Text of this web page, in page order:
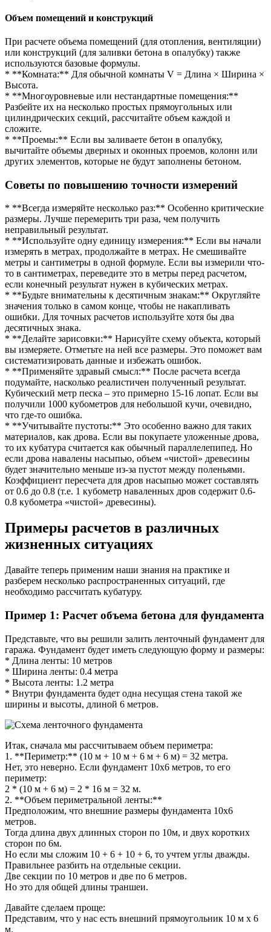
Объем помещений и конструкций
При расчете объема помещений (для отопления, вентиляции)
или конструкций (для заливки бетона в опалубку) также
используются базовые формулы.
* **Комната:** Для обычной комнаты V = Длина × Ширина ×
Высота.
* **Многоуровневые или нестандартные помещения:**
Разбейте их на несколько простых прямоугольных или
цилиндрических секций, рассчитайте объем каждой и
сложите.
* **Проемы:** Если вы заливаете бетон в опалубку,
вычитайте объемы дверных и оконных проемов, колонн или
других элементов, которые не будут заполнены бетоном.
Советы по повышению точности измерений
* **Всегда измеряйте несколько раз:** Особенно критические
размеры. Лучше перемерить три раза, чем получить
неправильный результат.
* **Используйте одну единицу измерения:** Если вы начали
измерять в метрах, продолжайте в метрах. Не смешивайте
метры и сантиметры в одной формуле. Если вы измерили что-
то в сантиметрах, переведите это в метры перед расчетом,
если конечный результат нужен в кубических метрах.
* **Будьте внимательны к десятичным знакам:** Округляйте
значения только в самом конце, чтобы не накапливать
ошибки. Для точных расчетов используйте хотя бы два
десятичных знака.
* **Делайте зарисовки:** Нарисуйте схему объекта, который
вы измеряете. Отметьте на ней все размеры. Это поможет вам
систематизировать данные и избежать ошибок.
* **Применяйте здравый смысл:** После расчета всегда
подумайте, насколько реалистичен полученный результат.
Кубический метр песка – это примерно 15-16 лопат. Если вы
получили 1000 кубометров для небольшой кучи, очевидно,
что где-то ошибка.
* **Учитывайте пустоты:** Это особенно важно для таких
материалов, как дрова. Если вы покупаете уложенные дрова,
то их кубатура считается как обычный параллелепипед. Но
если дрова навалены насыпью, объем «чистой» древесины
будет значительно меньше из-за пустот между поленьями.
Коэффициент пересчета для дров насыпью может составлять
от 0.6 до 0.8 (т.е. 1 кубометр наваленных дров содержит 0.6-
0.8 кубометра «чистой» древесины).
Примеры расчетов в различных
жизненных ситуациях
Давайте теперь применим наши знания на практике и
разберем несколько распространенных ситуаций, где
необходимо рассчитать кубатуру.
Пример 1: Расчет объема бетона для фундамента
Представьте, что вы решили залить ленточный фундамент для
гаража. Фундамент будет иметь следующую форму и размеры:
* Длина ленты: 10 метров
* Ширина ленты: 0.4 метра
* Высота ленты: 1.2 метра
* Внутри фундамента будет одна несущая стена такой же
ширины и высоты, длиной 6 метров.
Итак, сначала мы рассчитываем объем периметра:
1. **Периметр:** (10 м + 10 м + 6 м + 6 м) = 32 метра.
Нет, это неверно. Если фундамент 10х6 метров, то его
периметр:
2 * (10 м + 6 м) = 2 * 16 м = 32 м.
2. **Объем периметральной ленты:**
Предположим, что внешние размеры фундамента 10х6
метров.
Тогда длина двух длинных сторон по 10м, и двух коротких
сторон по 6м.
Но если мы сложим 10 + 6 + 10 + 6, то учтем углы дважды.
Правильнее разбить на отдельные секции.
Две секции по 10 метров и две по 6 метров.
Но это для общей длины траншеи.
Давайте сделаем проще:
Представим, что у нас есть внешний прямоугольник 10 м x 6
м.